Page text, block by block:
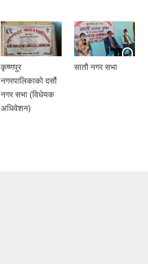
कृष्णपुर
नगरपालिकाको दसौं
नगर सभा (विधेयक
अधिवेशन)
सातौ नगर सभा